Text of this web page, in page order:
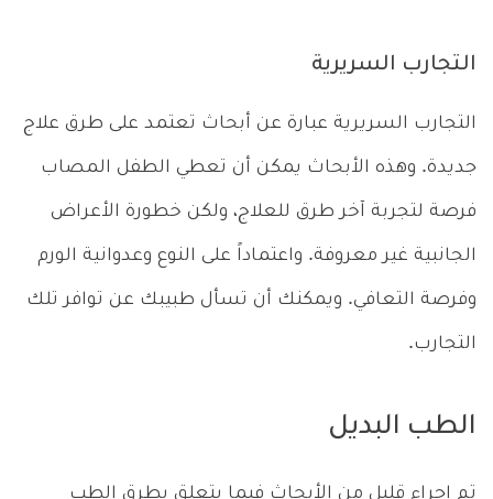
التجارب السريرية
التجارب السريرية عبارة عن أبحاث تعتمد على طرق علاج
جديدة. وهذه الأبحاث يمكن أن تعطي الطفل المصاب
فرصة لتجربة آخر طرق للعلاج، ولكن خطورة الأعراض
الجانبية غير معروفة. واعتماداً على النوع وعدوانية الورم
وفرصة التعافي. ويمكنك أن تسأل طبيبك عن توافر تلك
التجارب.
الطب البديل
تم إجراء قليل من الأبحاث فيما يتعلق بطرق الطب